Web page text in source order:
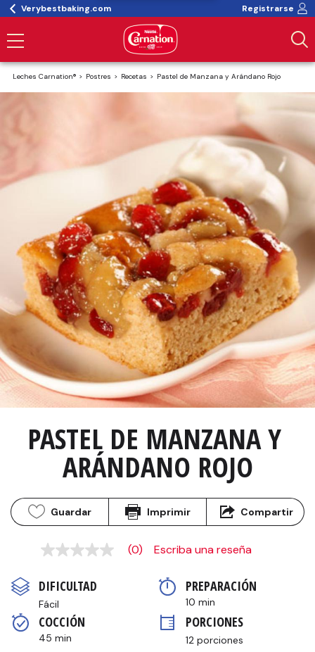
Verybestbaking.com Registrarse
Leches Carnation® Postres Recetas Pastel de Manzana y Arándano Rojo
PASTEL DE MANZANA Y
ARÁNDANO ROJO
Guardar Imprimir Compartir
Sin
en
la
misma
página.
(0) Escriba una reseña
DIFICULTAD
Fácil
PREPARACIÓN
10 min
COCCIÓN
45 min
PORCIONES
12 porciones